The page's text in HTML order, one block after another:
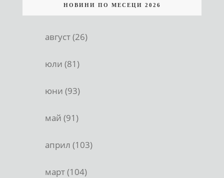
НОВИНИ ПО МЕСЕЦИ 2026
август (26)
юли (81)
юни (93)
май (91)
април (103)
март (104)